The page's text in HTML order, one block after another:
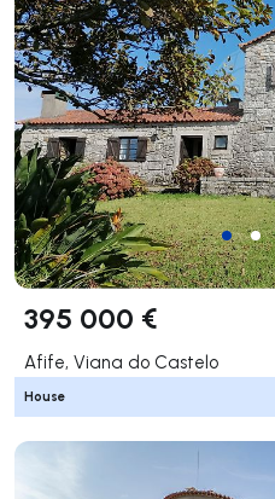
395 000 €
Afife, Viana do Castelo
House